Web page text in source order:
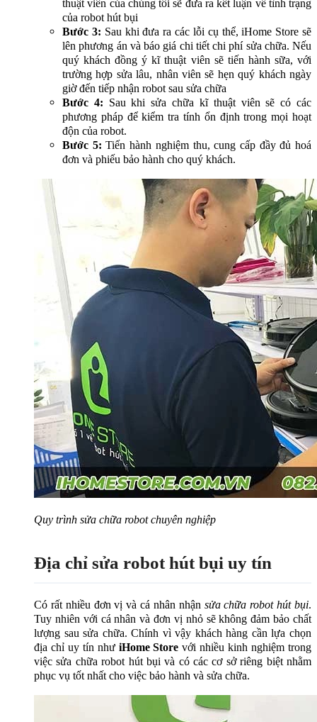
thuật viên của chúng tôi sẽ đưa ra kết luận về tình trạng
của robot hút bụi
Bước 3: Sau khi đưa ra các lỗi cụ thể, iHome Store sẽ
lên phương án và báo giá chi tiết chi phí sửa chữa. Nếu
quý khách đồng ý kĩ thuật viên sẽ tiến hành sữa, với
trường hợp sửa lâu, nhân viên sẽ hẹn quý khách ngày
giờ đến tiếp nhận robot sau sửa chữa
Bước 4: Sau khi sửa chữa kĩ thuật viên sẽ có các
phương pháp để kiểm tra tính ổn định trong mọi hoạt
độn của robot.
Bước 5: Tiến hành nghiệm thu, cung cấp đầy đủ hoá
đơn và phiếu bảo hành cho quý khách.
Quy trình sửa chữa robot chuyên nghiệp
Địa chỉ sửa robot hút bụi uy tín
Có rất nhiều đơn vị và cá nhân nhận sửa chữa robot hút bụi.
Tuy nhiên với cá nhân và đơn vị nhỏ sẽ không đảm bảo chất
lượng sau sửa chữa. Chính vì vậy khách hàng cần lựa chọn
địa chỉ uy tín như iHome Store với nhiều kinh nghiệm trong
việc sửa chữa robot hút bụi và có các cơ sở riêng biệt nhằm
phục vụ tốt nhất cho việc bảo hành và sửa chữa.